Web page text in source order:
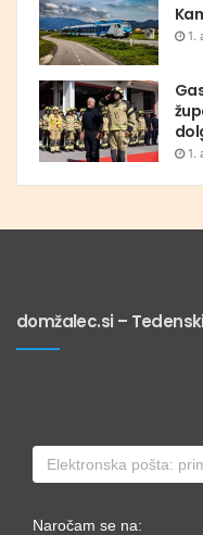
1.
1.
domžalec.si –
Naročam se na: